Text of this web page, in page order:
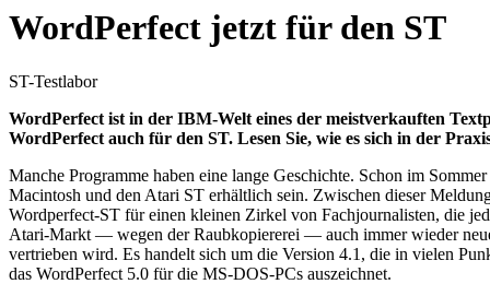
WordPerfect jetzt für den ST
ST-Testlabor
WordPerfect ist in der IBM-Welt eines der meistverkauften
WordPerfect auch für den ST. Lesen Sie, wie es sich in der
Manche Programme haben eine lange Geschichte. Schon im
Macintosh und den Atari ST erhältlich sein. Zwischen dieser
Wordperfect-ST für einen kleinen Zirkel von Fachjournalisten, die
Atari-Markt — wegen der Raubkopiererei — auch immer wieder
vertrieben wird. Es handelt sich um die Version 4.1, die in vielen
das WordPerfect 5.0 für die MS-DOS-PCs auszeichnet.